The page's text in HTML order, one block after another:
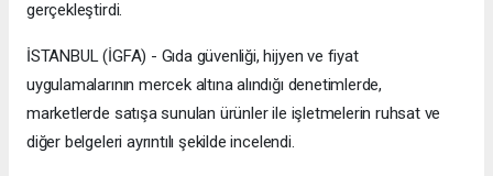
gerçekleştirdi.
İSTANBUL (İGFA) - Gıda güvenliği, hijyen ve fiyat
uygulamalarının mercek altına alındığı denetimlerde,
marketlerde satışa sunulan ürünler ile işletmelerin ruhsat ve
diğer belgeleri ayrıntılı şekilde incelendi.